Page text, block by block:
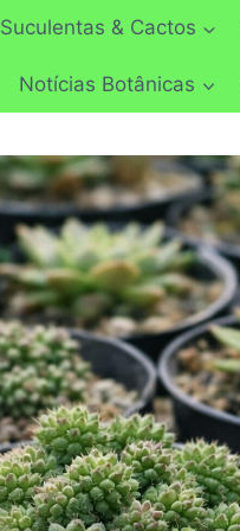
Suculentas & Cactos
Notícias Botânicas